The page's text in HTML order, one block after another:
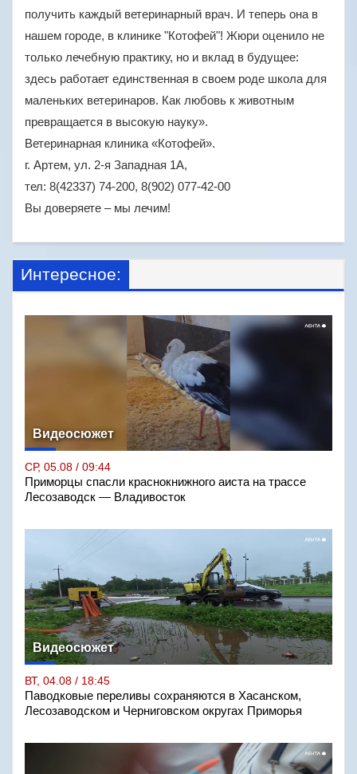
получить каждый ветеринарный врач. И теперь она в
нашем городе, в клинике "Котофей"! Жюри оценило не
только лечебную практику, но и вклад в будущее:
здесь работает единственная в своем роде школа для
маленьких ветеринаров. Как любовь к животным
превращается в высокую науку».
Ветеринарная клиника «Котофей».
г. Артем, ул. 2-я Западная 1А,
тел: 8(42337) 74-200, 8(902) 077-42-00
Вы доверяете – мы лечим!
Интересное:
Видеосюжет
СР, 05.08 / 09:44
Приморцы спасли краснокнижного аиста на трассе
Лесозаводск — Владивосток
Видеосюжет
ВТ, 04.08 / 18:45
Паводковые переливы сохраняются в Хасанском,
Лесозаводском и Черниговском округах Приморья